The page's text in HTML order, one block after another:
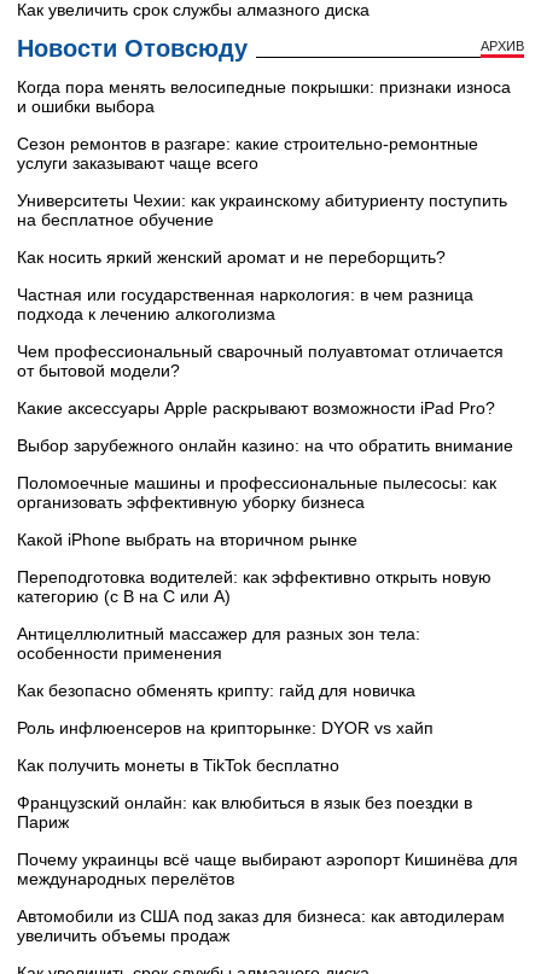
Как увеличить срок службы алмазного диска
Новости Отовсюду АРХИВ
Когда пора менять велосипедные покрышки: признаки износа
и ошибки выбора
Сезон ремонтов в разгаре: какие строительно-ремонтные
услуги заказывают чаще всего
Университеты Чехии: как украинскому абитуриенту поступить
на бесплатное обучение
Как носить яркий женский аромат и не переборщить?
Частная или государственная наркология: в чем разница
подхода к лечению алкоголизма
Чем профессиональный сварочный полуавтомат отличается
от бытовой модели?
Какие аксессуары Apple раскрывают возможности iPad Pro?
Выбор зарубежного онлайн казино: на что обратить внимание
Поломоечные машины и профессиональные пылесосы: как
организовать эффективную уборку бизнеса
Какой iPhone выбрать на вторичном рынке
Переподготовка водителей: как эффективно открыть новую
категорию (с B на C или А)
Антицеллюлитный массажер для разных зон тела:
особенности применения
Как безопасно обменять крипту: гайд для новичка
Роль инфлюенсеров на крипторынке: DYOR vs хайп
Как получить монеты в TikTok бесплатно
Французский онлайн: как влюбиться в язык без поездки в
Париж
Почему украинцы всё чаще выбирают аэропорт Кишинёва для
международных перелётов
Автомобили из США под заказ для бизнеса: как автодилерам
увеличить объемы продаж